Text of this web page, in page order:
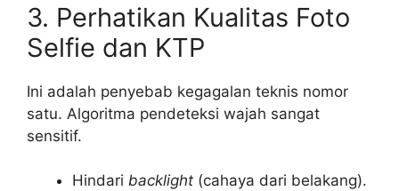
3. Perhatikan Kualitas Foto
Selfie dan KTP
Ini adalah penyebab kegagalan teknis nomor
satu. Algoritma pendeteksi wajah sangat
sensitif.
Hindari backlight (cahaya dari belakang).